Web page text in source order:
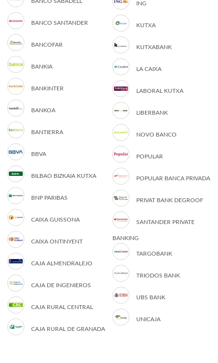
BANCO SANTANDER
BANCOFAR
BANKIA
BANKINTER
BANKOA
BANTIERRA
BBVA
BILBAO BIZKAIA KUTXA
BNP PARIBAS
CAIXA GUISSONA
CAIXA ONTINYENT
CAJA ALMENDRALEJO
CAJA DE INGENIEROS
CAJA RURAL CENTRAL
CAJA RURAL DE GRANADA
ING
KUTXA
KUTXABANK
LA CAIXA
LABORAL KUTXA
LIBERBANK
NOVO BANCO
POPULAR
POPULAR BANCA PRIVADA
PRIVAT BANK DEGROOF
SANTANDER PRIVATE
BANKING
TARGOBANK
TRIODOS BANK
UBS BANK
UNICAJA